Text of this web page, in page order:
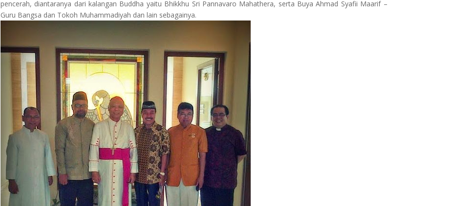
pencerah, diantaranya dari kalangan Buddha yaitu Bhikkhu Sri Pannavaro Mahathera, serta Buya Ahmad Syafii Maarif –
Guru Bangsa dan Tokoh Muhammadiyah dan lain sebagainya.